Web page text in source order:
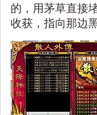
的，用茅草直接
收获，指向那边